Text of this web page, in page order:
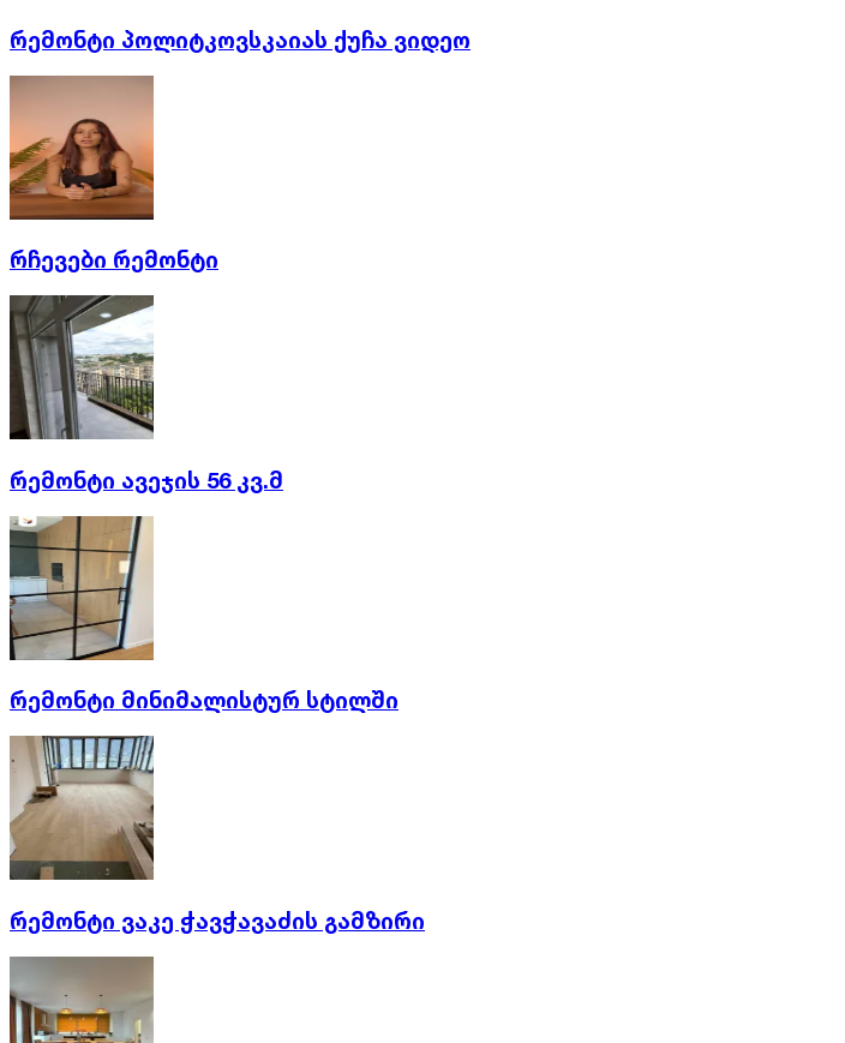
რემონტი პოლიტკოვსკაიას ქუჩა ვიდეო
რჩევები რემონტი
რემონტი ავეჯის 56 კვ.მ
რემონტი მინიმალისტურ სტილში
რემონტი ვაკე ჭავჭავაძის გამზირი